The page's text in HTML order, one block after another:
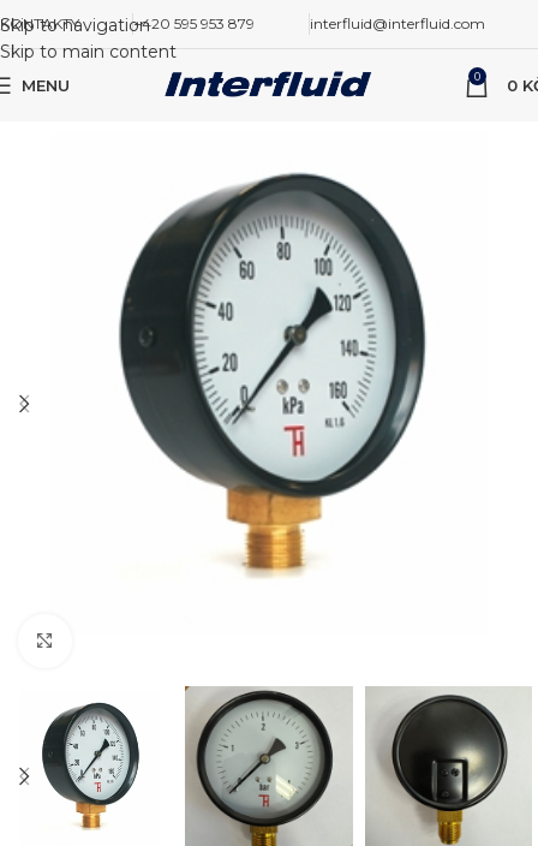
Skip to navigation
Skip to main content
KONTAKTY +420 595 953 879 interfluid@interfluid.com
MENU 0 0